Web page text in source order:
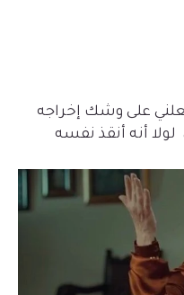
على وشك إخراجه
أنه أنقذ نفسه